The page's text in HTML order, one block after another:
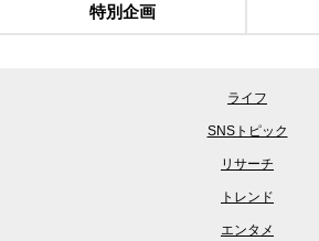
特別企画
ライフ
SNSトピック
リサーチ
トレンド
エンタメ